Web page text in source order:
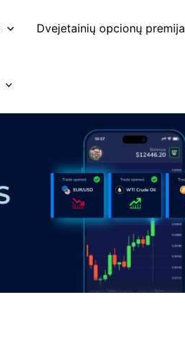
Dvejetainių opcionų premija